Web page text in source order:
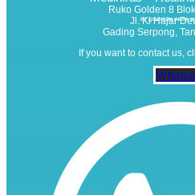
PT QUANTUM INFRA
Ruko Golden 8
Jl. Ki Hajar
Gading Serpong,
If you want to contact us,